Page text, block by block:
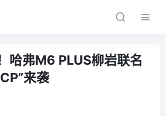
哈弗M6 PLUS柳岩联名
来袭